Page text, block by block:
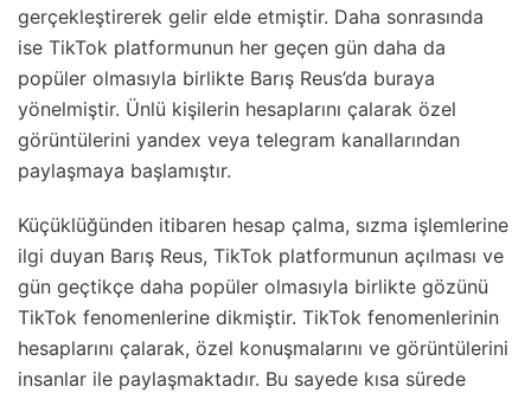
gerçekleştirerek gelir elde etmiştir. Daha sonrasında
ise TikTok platformunun her geçen gün daha da
popüler olmasıyla birlikte Barış Reus’da buraya
yönelmiştir. Ünlü kişilerin hesaplarını çalarak özel
görüntülerini yandex veya telegram kanallarından
paylaşmaya başlamıştır.
Küçüklüğünden itibaren hesap çalma, sızma işlemlerine
ilgi duyan Barış Reus, TikTok platformunun açılması ve
gün geçtikçe daha popüler olmasıyla birlikte gözünü
TikTok fenomenlerine dikmiştir. TikTok fenomenlerinin
hesaplarını çalarak, özel konuşmalarını ve görüntülerini
insanlar ile paylaşmaktadır. Bu sayede kısa sürede